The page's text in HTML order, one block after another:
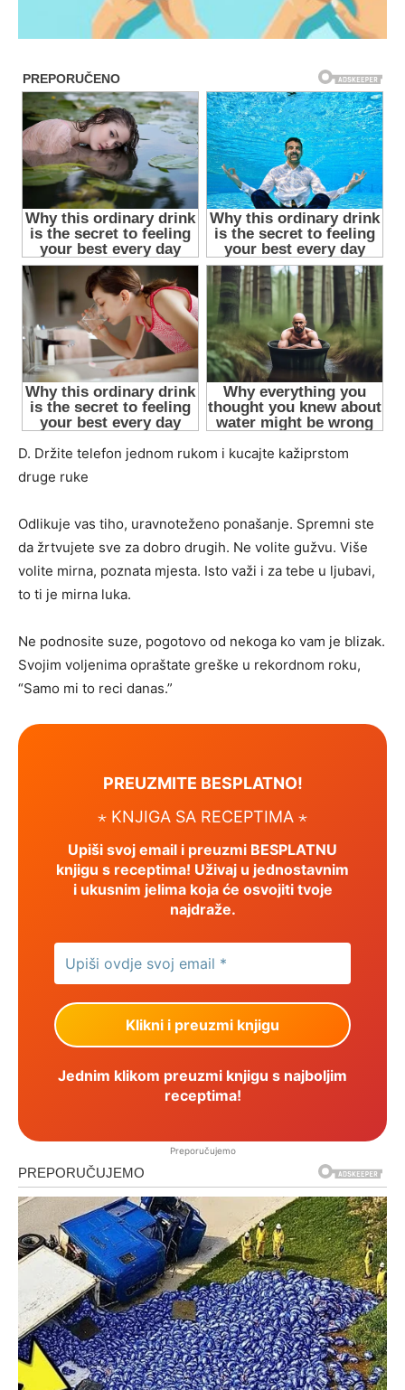
D. Držite telefon jednom rukom i kucajte kažiprstom
druge ruke
Odlikuje vas tiho, uravnoteženo ponašanje. Spremni ste
da žrtvujete sve za dobro drugih. Ne volite gužvu. Više
volite mirna, poznata mjesta. Isto važi i za tebe u ljubavi,
to ti je mirna luka.
Ne podnosite suze, pogotovo od nekoga ko vam je blizak.
Svojim voljenima opraštate greške u rekordnom roku,
“Samo mi to reci danas.”
PREUZMITE BESPLATNO!
⋆ KNJIGA SA RECEPTIMA ⋆
Upiši svoj email i preuzmi BESPLATNU
knjigu s receptima! Uživaj u jednostavnim
i ukusnim jelima koja će osvojiti tvoje
najdraže.
Jednim klikom preuzmi knjigu s najboljim
receptima!
Preporučujemo